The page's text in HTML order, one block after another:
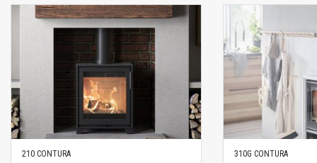
210 CONTURA 310G CONTURA